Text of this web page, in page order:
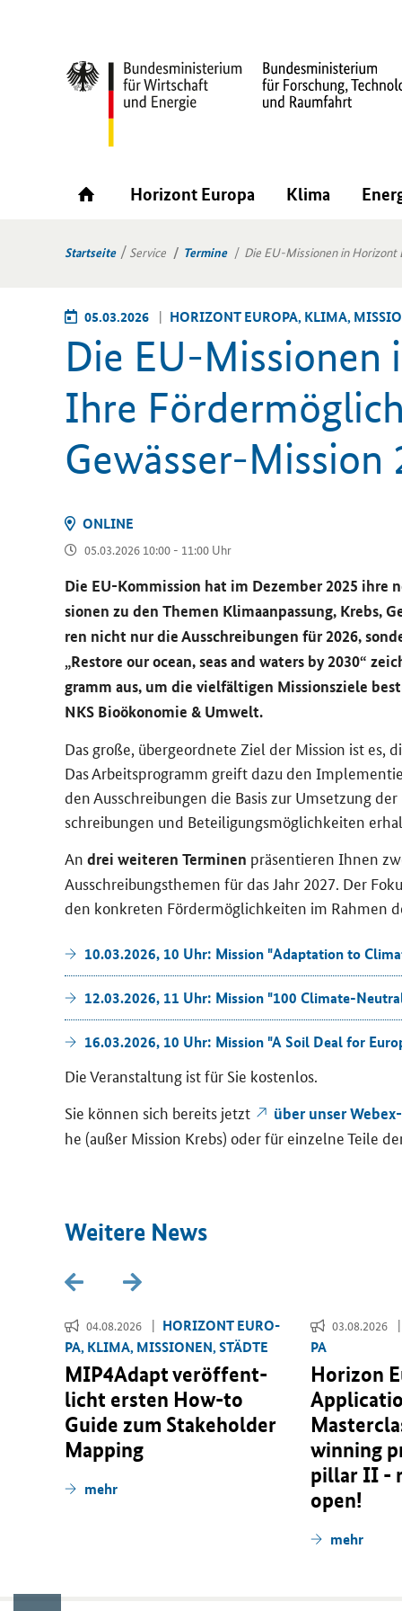
Horizont Europa Klima
Startseite Service Termine Die EU-Missionen in
05.03.2026 HO­RI­ZONT EU­RO­PA, KLIMA,
Die EU-​Missionen
Ihre
Gewässer-​Mission
ON­LINE
05.03.2026 10:00 - 11:00 Uhr
Die EU-​Kommission hat im De­zem­ber 2025
sio­nen zu den The­men Kli­ma­an­pas­sung, Krebs,
ren nicht nur die Aus­schrei­bun­gen für 2026,
„Restore our ocean, seas and waters by 2030“
gramm aus, um die viel­fäl­ti­gen Mis­si­ons­zie­le
NKS Bio­öko­no­mie & Um­welt.
Das große, über­ge­ord­ne­te Ziel der Mis­si­on ist es,
Das Ar­beits­pro­gramm greift dazu den
den Aus­schrei­bun­gen die Basis zur Um­set­zung
schrei­bun­gen und Be­tei­li­gungs­mög­lich­kei­ten
An drei wei­te­ren Ter­mi­nen prä­sen­tie­ren Ihnen
Aus­schrei­bungs­the­men für das Jahr 2027. Der
den kon­kre­ten För­der­mög­lich­kei­ten im Rah­men
10.03.2026, 10 Uhr: Mis­si­on "Adaptation to
12.03.2026, 11 Uhr: Mis­si­on "100 Climate-
16.03.2026, 10 Uhr: Mis­si­on "A Soil Deal for
Die Ver­an­stal­tung ist für Sie kos­ten­los.
Sie kön­nen sich be­reits jetzt
über unser
he (außer Mis­si­on Krebs) oder für ein­zel­ne Teile
Wei­te­re News
04.08.2026
HO­RI­ZONT EU­RO­
PA, KLIMA, MIS­SIO­NEN, STÄD­TE
MIP4Adapt ver­öf­fent­
licht ers­ten How-to
Guide zum Stakeholder
Mapping
mehr
03.08.2026
PA
Horizon
winning
pillar II -
open!
mehr